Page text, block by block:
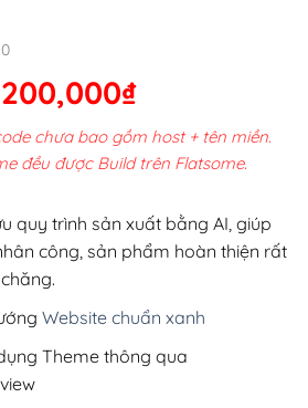
Giá
gốc
là:
3,900,000₫.
200,000₫Giá
hiện
tại
200,000₫.
chưa bao gồm host + tên miền.
đều được Build trên Flatsome.
quy trình sản xuất bằng AI, giúp
công, sản phẩm hoàn thiện rất
Website chuẩn xanh
Theme thông qua